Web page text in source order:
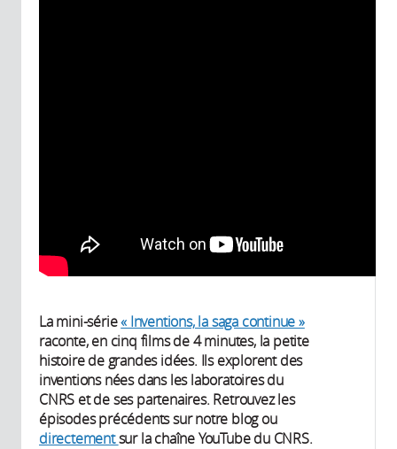
La mini-série« Inventions, la saga continue »
raconte, en cinq films de 4 minutes, la petite
histoire de grandes idées. Ils explorent des
inventions nées dans les laboratoires du
CNRS et de ses partenaires. Retrouvez les
épisodes précédents sur notre blog ou
directementsur la chaîne YouTube du CNRS.